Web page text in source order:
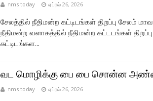
nms today ஏப்ரல் 26, 2026
சேலத்தில் நீதிமன்ற கட்டிடங்கள் திறப்பு சேலம்
நீதிமன்ற வளாகத்தில் நீதிமன்ற கட்டடங்கள்
கட்டிடங்கள...
வட மொழிக்கு பை பை சொன்ன
nms today ஏப்ரல் 26, 2026